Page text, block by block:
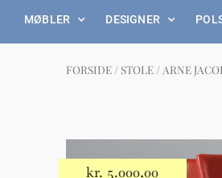
MØBLER DESIGNER
FORSIDE / STOLE / ARNE
kr. 5.000,00